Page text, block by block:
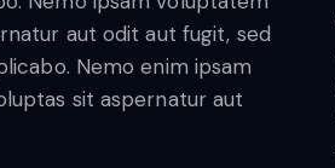
aut odit aut fugit, sed
Nemo enim ipsam
sit aspernatur aut